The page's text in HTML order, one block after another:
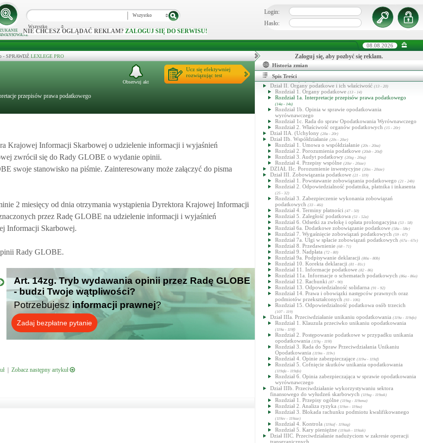
Wszystko
Wszystko
NIE CHCESZ OGLĄDAĆ REKLAM? ZALOGUJ SIĘ DO SERWISU!
Login:
Hasło:
08.08.2026
- SPRAWDŹ LEXLEGE PRO
przepisów prawa podatkowego
Ucz się efektywniej
rozwiązując test
Obserwuj akt
Krajowej Informacji Skarbowej o udzielenie informacji i wyjaśnień
zwrócił się do Rady GLOBE o wydanie opinii.
swoje stanowisko na piśmie. Zainteresowany może załączyć do pisma
2 miesięcy od dnia otrzymania wystąpienia Dyrektora Krajowej Informacji
przez Radę GLOBE na udzielenie informacji i wyjaśnień
Informacji Skarbowej.
Rady GLOBE.
Art. 14zg. Tryb wydawania opinii przez Radę GLOBE
- budzi Twoje wątpliwości?
Potrzebujesz informacji prawnej?
Zadaj bezpłatne pytanie
| Zobacz następny artykuł
Zaloguj się, aby pozbyć się reklam.
Historia zmian
Spis Treści
Ordynacja podatkowa
Dział I. Przepisy ogólne(1 - 12)
Dział II. Organy podatkowe i ich właściwość (13 - 20)
Rozdział 1. Organy podatkowe (13 - 14)
Rozdział 1a. Interpretacje przepisów prawa podatkowego
(14a - 14s)
Rozdział 1b. Opinia w sprawie opodatkowania
wyrównawczego
Rozdział 1c. Rada do spraw Opodatkowania Wyrównawczego
Rozdział 2. Właściwość organów podatkowych (15 - 20r)
Dział IIA. (Uchylony (20a - 20r)
Dział IIb. Współdziałanie (20s - 20zr)
Rozdział 1. Umowa o współdziałanie (20s - 20za)
Rozdział 2. Porozumienia podatkowe (20zb - 20zf)
Rozdział 3. Audyt podatkowy (20zg - 20zq)
Rozdział 4. Przepisy wspólne (20zr - 20zze)
DZIAŁ IIc. Porozumienie inwestycyjne (20zs - 20zze)
Dział III. Zobowiązania podatkowe (21 - 119)
Rozdział 1. Powstawanie zobowiązania podatkowego (21 - 24b)
Rozdział 2. Odpowiedzialność podatnika, płatnika i inkasenta
(25 - 32)
Rozdział 3. Zabezpieczenie wykonania zobowiązań
podatkowych (33 - 46i)
Rozdział 4. Terminy płatności (47 - 50)
Rozdział 5. Zaległość podatkowa (51 - 52a)
Rozdział 6. Odsetki za zwłokę i opłata prolongacyjna (53 - 58)
Rozdział 6a. Dodatkowe zobowiązanie podatkowe (58a - 58e)
Rozdział 7. Wygaśnięcie zobowiązań podatkowych (59 - 67)
Rozdział 7a. Ulgi w spłacie zobowiązań podatkowych (67a - 67e)
Rozdział 8. Przedawnienie (68 - 71)
Rozdział 9. Nadpłata (72 - 80)
Rozdział 9a. Podpisywanie deklaracji (80a - 80b)
Rozdział 10. Korekta deklaracji (81 - 81c)
Rozdział 11. Informacje podatkowe (82 - 86)
Rozdział 11a. Informacje o schematach podatkowych (86a - 86o)
Rozdział 12. Rachunki (87 - 90)
Rozdział 13. Odpowiedzialność solidarna (91 - 92)
Rozdział 14. Prawa i obowiązki następców prawnych oraz
podmiotów przekształconych (93 - 106)
Rozdział 15. Odpowiedzialność podatkowa osób trzecich
(107 - 119)
Dział IIIa. Przeciwdziałanie unikaniu opodatkowania (119a - 119zfo)
Rozdział 1. Klauzula przeciwko unikaniu opodatkowania
(119a - 119f)
Rozdział 2. Postępowanie podatkowe w przypadku unikania
opodatkowania (119g - 119l)
Rozdział 3. Rada do Spraw Przeciwdziałania Unikaniu
Opodatkowania (119m - 119v)
Rozdział 4. Opinie zabezpieczające (119w - 119zf)
Rozdział 5. Cofnięcie skutków unikania opodatkowania
(119zfa - 119zfo)
Rozdział 6. Opinia zabezpieczająca w sprawie opodatkowania
wyrównawczego
Dział IIIb. Przeciwdziałanie wykorzystywaniu sektora
finansowego do wyłudzeń skarbowych (119zg - 119zzk)
Rozdział 1. Przepisy ogólne (119zg - 119zma)
Rozdział 2. Analiza ryzyka (119zn - 119zu)
Rozdział 3. Blokada rachunku podmiotu kwalifikowanego
(119zv - 119zze)
Rozdział 4. Kontrola (119zzf - 119zzg)
Rozdział 5. Kary pieniężne (119zzh - 119zzk)
Dział IIIC. Przeciwdziałanie nadużyciom w zakresie operacji
transgranicznych